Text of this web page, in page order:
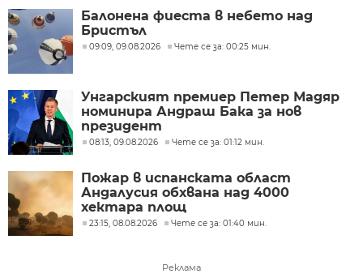
Балонена фиеста в небето над
Бристъл
09:09, 09.08.2026 Чете се за: 00:25 мин.
Унгарският премиер Петер Мадяр
номинира Андраш Бака за нов
президент
08:13, 09.08.2026 Чете се за: 01:12 мин.
Пожар в испанската област
Андалусия обхвана над 4000
хектара площ
23:15, 08.08.2026 Чете се за: 01:40 мин.
Реклама